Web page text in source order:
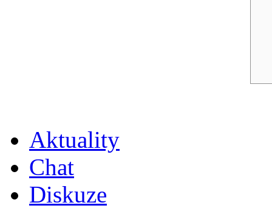
Aktuality
Chat
Diskuze